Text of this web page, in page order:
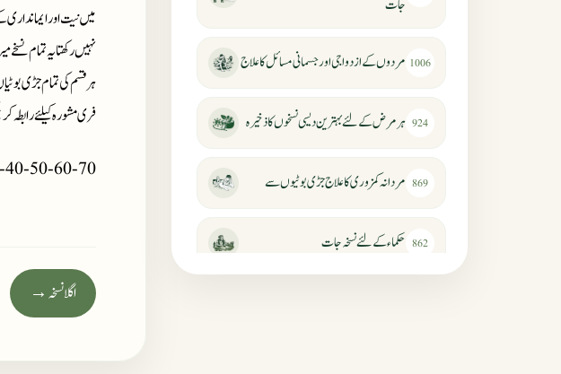
میں نیت اور
نہیں رکھتا یہ تمام
ہر قسم کی تمام جڑی
فری مشورہ کیلئے رابطہ
50-60-70
اگلا نسخہ →
جات
1006 مردوں کے ازدواجی اور جسمانی مسائل کا علاج
924 ہر مرض کے لئے بہترین دیسی نسخوں کا ذخیرہ
869 مردانہ کمزوری کا علاج جڑی بوٹیوں سے
862 حکماء کےلئے نسخہ جات